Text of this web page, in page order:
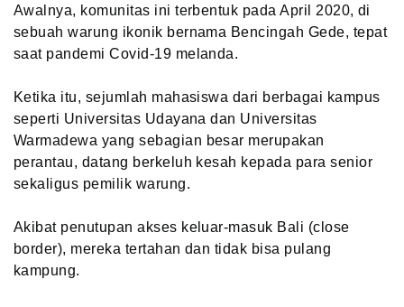
Awalnya, komunitas ini terbentuk pada April 2020, di
sebuah warung ikonik bernama Bencingah Gede, tepat
saat pandemi Covid-19 melanda.
Ketika itu, sejumlah mahasiswa dari berbagai kampus
seperti Universitas Udayana dan Universitas
Warmadewa yang sebagian besar merupakan
perantau, datang berkeluh kesah kepada para senior
sekaligus pemilik warung.
Akibat penutupan akses keluar-masuk Bali (close
border), mereka tertahan dan tidak bisa pulang
kampung.